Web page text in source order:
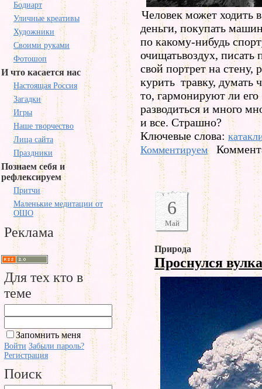
Бодиарт
Уличные креативы
Художники
Своими руками
Фотошоп
И что касается нас
Настоящая Россия
Загадки
Игры
Наше творчество
Лица сайта
Праздники
Познаем себя и
рефлексируем
Притчи
Маленькие медитации от
ОШО
Реклама
Для тех кто в
теме
Запомнить меня
Войти Забыли пароль?
Регистрация
Поиск
Человек может ходить
деньги, покупать
по какому-нибудь
очищатьвоздух, писать
свой портрет на стену,
курить травку, думать
то, гармонируют ли
разводиться и много
и все. Страшно?
Ключевые слова:
Комментируем
6
Май
Природа
Проснулся